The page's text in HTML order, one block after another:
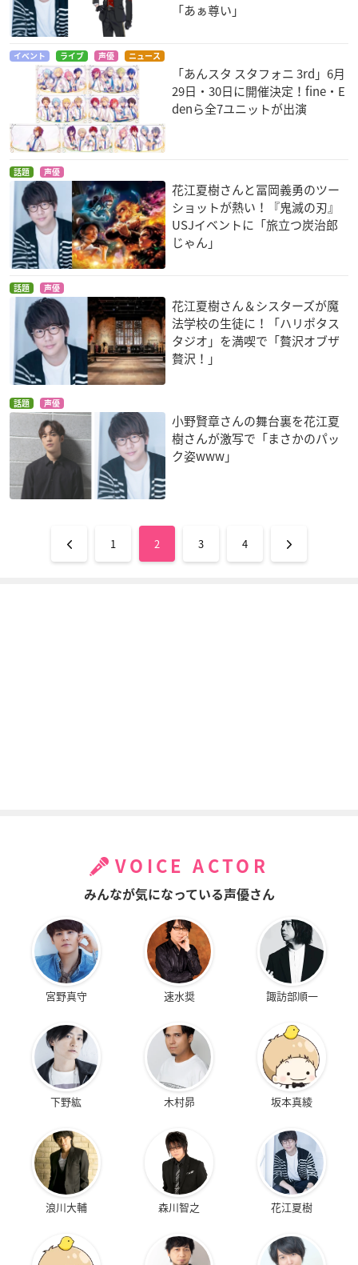
「あぁ尊い」
イベント ライブ 声優 ニュース
「あんスタ スタフォニ 3rd」6月
29日・30日に開催決定！fine・E
denら全7ユニットが出演
話題 声優
花江夏樹さんと冨岡義勇のツー
ショットが熱い！『鬼滅の刃』
USJイベントに「旅立つ炭治郎
じゃん」
話題 声優
花江夏樹さん＆シスターズが魔
法学校の生徒に！「ハリポタス
タジオ」を満喫で「贅沢オブザ
贅沢！」
話題 声優
小野賢章さんの舞台裏を花江夏
樹さんが激写で「まさかのパッ
ク姿www」
1 2 3 4
VOICE ACTOR
みんなが気になっている声優さん
宮野真守 速水奨 諏訪部順一
下野紘 木村昴 坂本真綾
浪川大輔 森川智之 花江夏樹